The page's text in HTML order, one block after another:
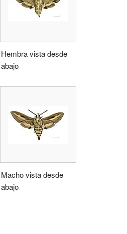
Hembra vista desde
abajo
Macho vista desde
abajo